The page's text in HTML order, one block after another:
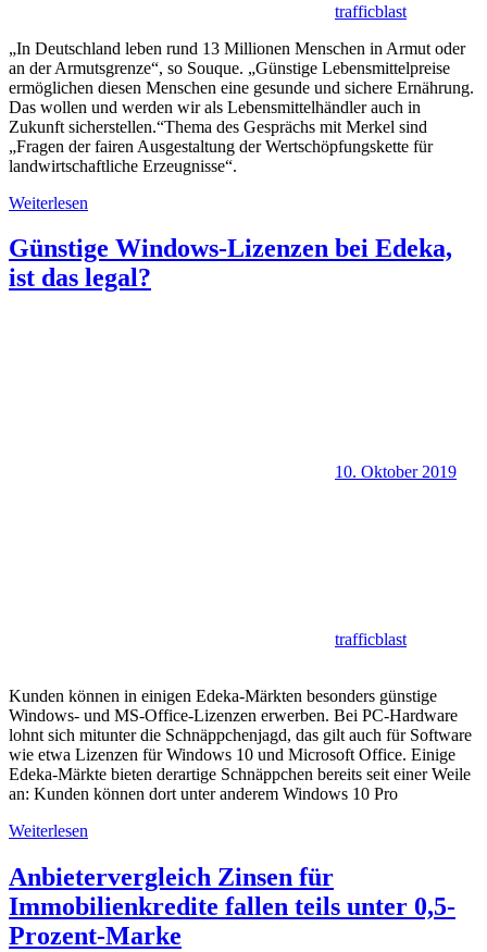
trafficblast
„In Deutschland leben rund 13 Millionen Menschen in Armut oder
an der Armutsgrenze“, so Souque. „Günstige Lebensmittelpreise
ermöglichen diesen Menschen eine gesunde und sichere Ernährung.
Das wollen und werden wir als Lebensmittelhändler auch in
Zukunft sicherstellen.“Thema des Gesprächs mit Merkel sind
„Fragen der fairen Ausgestaltung der Wertschöpfungskette für
landwirtschaftliche Erzeugnisse“.
Weiterlesen
Günstige Windows-Lizenzen bei Edeka,
ist das legal?
10. Oktober 2019
trafficblast
Kunden können in einigen Edeka-Märkten besonders günstige
Windows- und MS-Office-Lizenzen erwerben. Bei PC-Hardware
lohnt sich mitunter die Schnäppchenjagd, das gilt auch für Software
wie etwa Lizenzen für Windows 10 und Microsoft Office. Einige
Edeka-Märkte bieten derartige Schnäppchen bereits seit einer Weile
an: Kunden können dort unter anderem Windows 10 Pro
Weiterlesen
Anbietervergleich Zinsen für
Immobilienkredite fallen teils unter 0,5-
Prozent-Marke